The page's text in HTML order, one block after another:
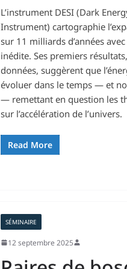
L’instrument DESI (Dark
Instrument) cartographie
sur 11 milliards d’années
inédite. Ses premiers
données, suggèrent que
évoluer dans le temps — et
— remettant en question les
sur l’accélération de l’univers.
Read More
SÉMINAIRE
12 septembre 2025